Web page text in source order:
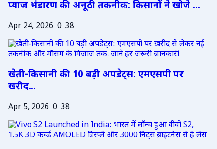
प्याज भंडारण की अनूठी तकनीक: किसानों ने खोजे ...
Apr 24, 2026 0 38
खेती-किसानी की 10 बड़ी अपडेट्स: एमएसपी पर
खरीद...
Apr 5, 2026 0 38